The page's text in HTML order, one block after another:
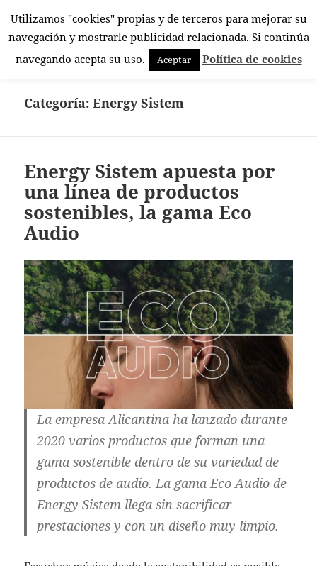
El Rincón Androide
MENÚ
Y
Categoría:Energy Sistem
Energy Sistem apuesta por
una línea de productos
sostenibles, la gama Eco
Audio
La empresa Alicantina ha lanzado durante
2020 varios productos que forman una
gama sostenible dentro de su variedad de
productos de audio. La gama Eco Audio de
Energy Sistem llega sin sacrificar
prestaciones y con un diseño muy limpio.
Utilizamos "cookies" propias y de terceros para mejorar su
navegación y mostrarle publicidad relacionada. Si continúa
navegando acepta su uso.
Aceptar Política de cookies